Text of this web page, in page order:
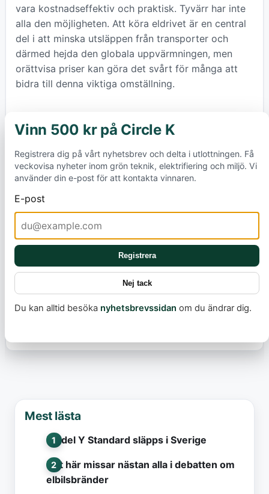
vara kostnadseffektiv och praktisk. Tyvärr har inte
alla den möjligheten. Att köra eldrivet är en central
del i att minska utsläppen från transporter och
därmed hejda den globala uppvärmningen, men
orättvisa priser kan göra det svårt för många att
bidra till denna viktiga omställning.
dessa stora prisskillnader uppstått. De föreslår en
närmare granskning av hur kommuner,
bostadsbolag och bostadsrättsföreningar sätter
sina priser, eftersom dessa aktörer har stor inverkan
på kostnaden för majoriteten av all laddning.
Dessutom är det viktigt att undersöka hur
prisvariationerna påverkar olika socioekonomiska
grupper för att undvika så kallad
transportfattigdom och säkerställa att
elektrifieringen blir en inkluderande resa för alla,
inte bara de som har råd. Detta är avgörande för en
snabb och rättvis övergång till ett mer hållbart
samhälle.
Mest lästa
Model Y Standard släpps i Sverige
Det här missar nästan alla i debatten om
elbilsbränder
Vinn 500 kr på Circle K
Registrera dig på vårt nyhetsbrev och delta i utlottningen. Få
veckovisa nyheter inom grön teknik, elektrifiering och miljö. Vi
använder din e-post för att kontakta vinnaren.
E-post
Registrera
Nej tack
Du kan alltid besöka nyhetsbrevssidan om du ändrar dig.